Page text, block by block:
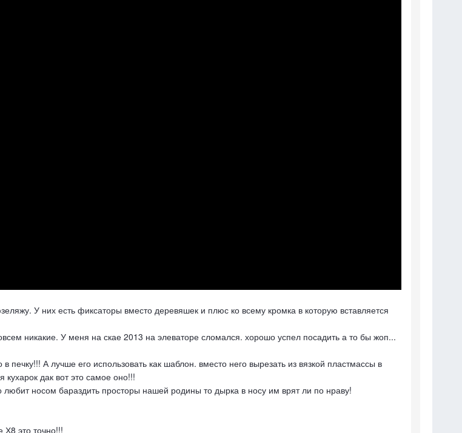
У них есть фиксаторы вместо деревяшек и плюс ко всему кромка в которую вставляется
никакие. У меня на скае 2013 на элеваторе сломался. хорошо успел посадить а то бы жоп...
печку!!! А лучше его использовать как шаблон. вместо него вырезать из вязкой пластмассы в
дак вот это самое оно!!!
носом бараздить просторы нашей родины то дырка в носу им врят ли по нраву!
это точно!!!